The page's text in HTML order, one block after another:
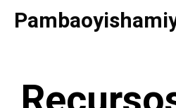
Saltar